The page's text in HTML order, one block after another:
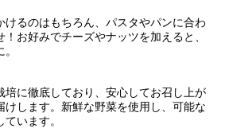
けるのはもちろん、パスタやパンに合わ
お好みでチーズやナッツを加えると、
培に徹底しており、安心してお召し上が
けします。新鮮な野菜を使用し、可能な
います。